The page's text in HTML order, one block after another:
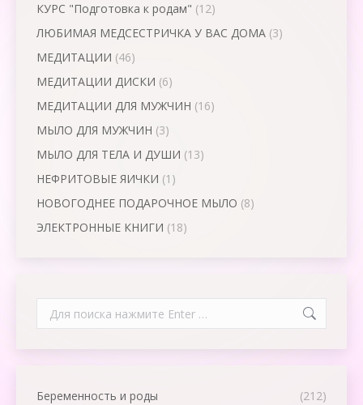
КУРС "Подготовка к родам" (12)
ЛЮБИМАЯ МЕДСЕСТРИЧКА У ВАС ДОМА (3)
МЕДИТАЦИИ (46)
МЕДИТАЦИИ ДИСКИ (6)
МЕДИТАЦИИ ДЛЯ МУЖЧИН (16)
МЫЛО ДЛЯ МУЖЧИН (3)
МЫЛО ДЛЯ ТЕЛА И ДУШИ (13)
НЕФРИТОВЫЕ ЯИЧКИ (1)
НОВОГОДНЕЕ ПОДАРОЧНОЕ МЫЛО (8)
ЭЛЕКТРОННЫЕ КНИГИ (18)
Search:
Беременность и роды
(212)